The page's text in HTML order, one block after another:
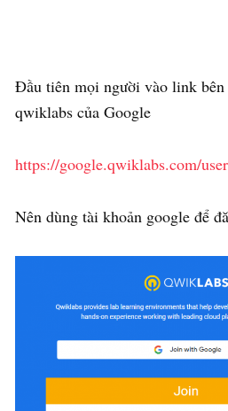
Đầu tiên mọi người vào link
qwiklabs của Google
https://google.qwiklabs.com/
Nên dùng tài khoản google để